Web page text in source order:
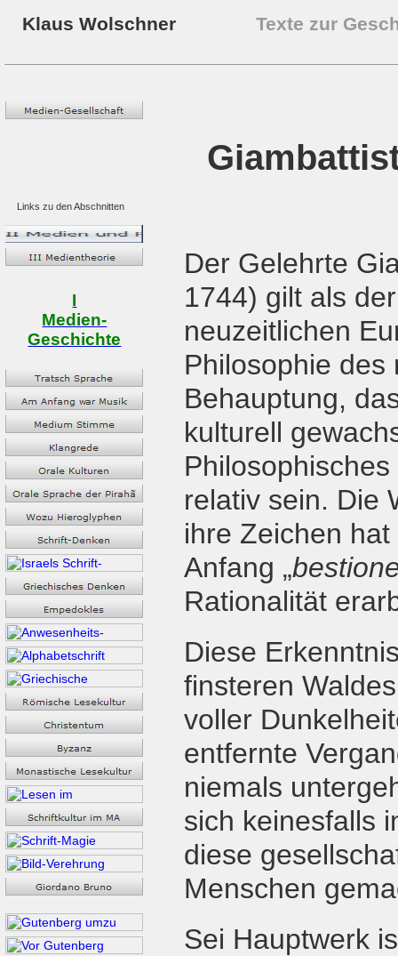
Klaus Wolschner Texte zur
Links zu den Abschnitten
I
Medien-
Geschichte
Der Gelehrte
1744) gilt als
neuzeitlichen
Philosophie des
Behauptung,
kulturell
relativ sein. Die
ihre Zeichen
Anfang „
Rationalität
Diese
finsteren
voller
entfernte
niemals
sich keinesfalls
diese
Menschen
Sei Hauptwerk